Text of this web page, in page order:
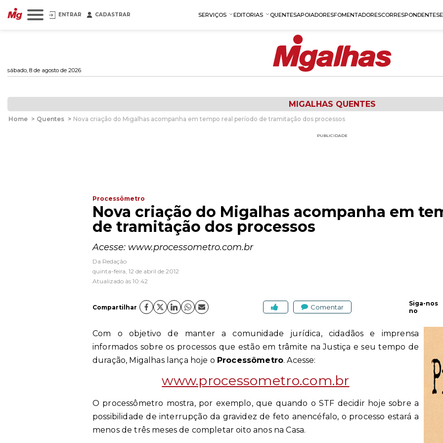
ENTRAR CADASTRAR SERVIÇOS EDITORIAS QUENTESAPOIADORESFOMENTADORESCORRESPONDENTES
sábado, 8 de agosto de 2026
MIGALHAS QUENTES
Home > Quentes > Nova criação do Migalhas acompanha em tempo real período de tramitação dos processos
PUBLICIDADE
Processômetro
Nova criação do Migalhas acompanha em
de tramitação dos processos
Acesse: www.processometro.com.br
Da Redação
quinta-feira, 12 de abril de 2012
Atualizado às 10:42
Compartilhar Comentar
Siga-nos
no
Com o objetivo de manter a comunidade jurídica, cidadãos e imprensa
informados sobre os processos que estão em trâmite na Justiça e seu tempo de
duração, Migalhas lança hoje o Processômetro.Acesse:
www.processometro.com.br
O processômetro mostra, por exemplo, que quando o STF decidir hoje sobre a
possibilidade de interrupção da gravidez de feto anencéfalo, o processo estará a
menos de três meses de completar oito anos na Casa.